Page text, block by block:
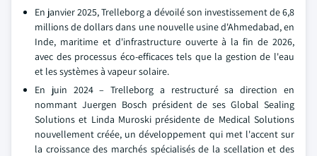
En janvier 2025, Trelleborg a dévoilé son investissement de 6,8
millions de dollars dans une nouvelle usine d'Ahmedabad, en
Inde, maritime et d'infrastructure ouverte à la fin de 2026,
avec des processus éco-efficaces tels que la gestion de l'eau
et les systèmes à vapeur solaire.
En juin 2024 – Trelleborg a restructuré sa direction en
nommant Juergen Bosch président de ses Global Sealing
Solutions et Linda Muroski présidente de Medical Solutions
nouvellement créée, un développement qui met l'accent sur
la croissance des marchés spécialisés de la scellation et des